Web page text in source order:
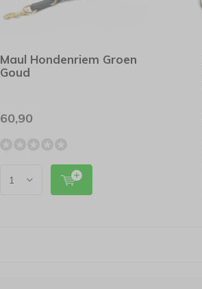
Maul Hondenriem Groen
Goud
60,90